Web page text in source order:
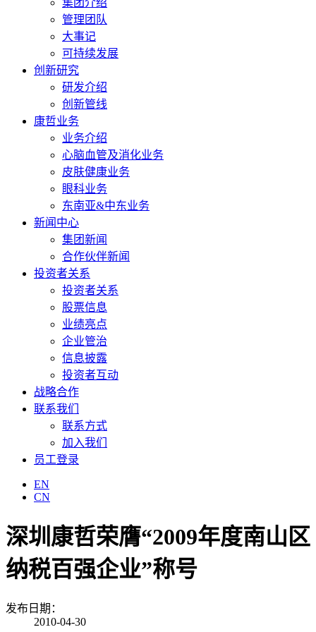
集团介绍
管理团队
大事记
可持续发展
创新研究
研发介绍
创新管线
康哲业务
业务介绍
心脑血管及消化业务
皮肤健康业务
眼科业务
东南亚&中东业务
新闻中心
集团新闻
合作伙伴新闻
投资者关系
投资者关系
股票信息
业绩亮点
企业管治
信息披露
投资者互动
战略合作
联系我们
联系方式
加入我们
员工登录
EN
CN
深圳康哲荣膺“2009年度南山区
纳税百强企业”称号
发布日期：
2010-04-30